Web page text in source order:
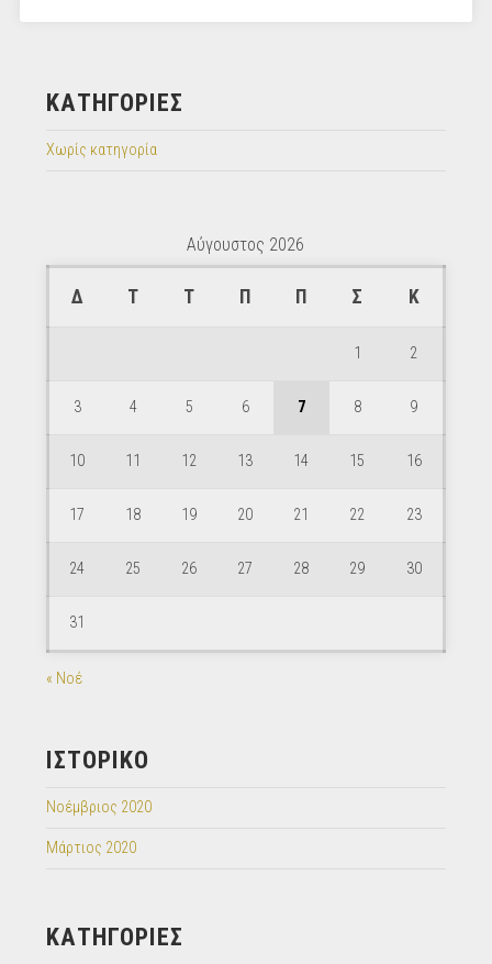
KΑΤΗΓΟΡΊΕΣ
Χωρίς κατηγορία
Αύγουστος 2026
Δ Τ Τ Π Π Σ Κ
1 2
3 4 5 6 7 8 9
10 11 12 13 14 15 16
17 18 19 20 21 22 23
24 25 26 27 28 29 30
31
« Νοέ
ΙΣΤΟΡΙΚΌ
Νοέμβριος 2020
Μάρτιος 2020
KΑΤΗΓΟΡΊΕΣ